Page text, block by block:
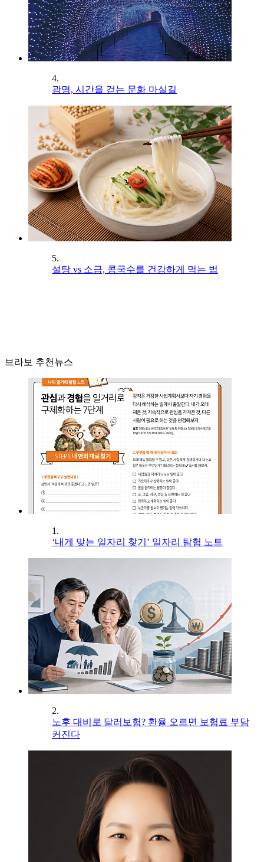
4.
광명, 시간을 걷는 문화 마실길
5.
설탕 vs 소금, 콩국수를 건강하게 먹는 법
브라보 추천뉴스
1.
‘내게 맞는 일자리 찾기’ 일자리 탐험 노트
2.
노후 대비로 달러보험? 환율 오르면 보험료 부담
커진다